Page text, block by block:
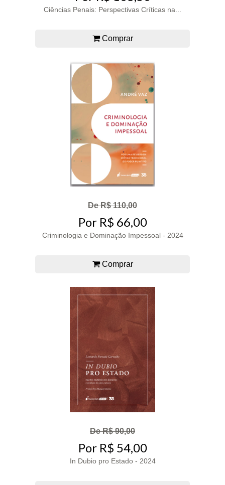
Ciências Penais: Perspectivas Críticas na...
Comprar
De R$ 110,00
Por R$ 66,00
Criminologia e Dominação Impessoal - 2024
Comprar
De R$ 90,00
Por R$ 54,00
In Dubio pro Estado - 2024